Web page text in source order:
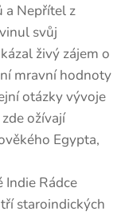
a Nepřítel z
svůj
živý zájem o
mravní hodnoty
otázky vývoje
ožívají
Egypta,
Rádce
staroindických